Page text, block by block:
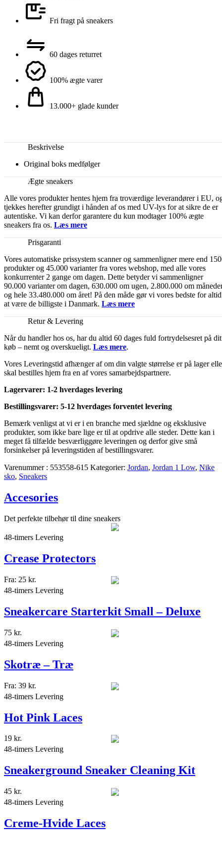
Fri fragt på sneakers
60 dages returret
100% ægte varer
13.000+ glade kunder
Beskrivelse
Original boks medfølger
Ægte sneakers
Alle vores produkter hentes hjem fra troværdige leverandører i EU,
tjekkes herefter grundigt i hånden af os med UV-lys for at sikre de er
autentiske. Vi kan derfor garantere du kun modtager 100% ægte
sneakers fra os. Læs mere
Prisgaranti
Vores automatiske prissystem scanner og sammenligner mere end
produkter og 45.000 varianter fra vores webshop, med alle vores
konkurrenter 2 gange om dagen. Dette betyder vi sammenligner
90.000 varianter om dagen, 630.000 om ugen, 2.800.000 om
og hele 33.480.000 om året! På den måde gør vi vores bedste for
at være de billigste i Danmark. Læs mere
Retur & Levering
Når du handler hos os, har du altid 60 dages fuld fortrydelsesret på dit
køb – nemt og overskueligt. Læs mere.
Vores Leveringstid afhænger af om din valgte størrelse er på lager
skal bestilles hjem fra en af vores samarbejdspartnere.
Lagervarer: 1-2 hverdages levering
Bestillingsvarer: 5-12 hverdages forventet levering
Bemærk venligst at vi er i en branche med sjældne og eksklusive
produkter, som ikke bare lige er til at opdrive alle steder. Dette kan i
meget få tilfælde besværliggøre leveringen og derfor give små
forsinkelser på leveringstiden af bestillingsvarer.
Varenummer 553558-615 Kategorier Jordan, Jordan 1 Low, Nike
sko, Sneakers
Accesories
Det perfekte tilbehør til dine sneakers
48-timers Levering
Crease Protectors
Fra: 25 kr.
48-timers Levering
Sneakercare Starterkit Small – Deluxe
75 kr.
48-timers Levering
Skotræ – Træ
Fra: 39 kr.
48-timers Levering
Hot Pink Laces
19 kr.
48-timers Levering
Sneakerground Sneaker Cleaning Kit
45 kr.
48-timers Levering
Creme-Hvide Laces